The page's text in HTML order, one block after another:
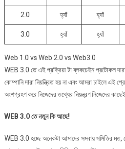
2.0 হ্যাঁ হ্যাঁ
3.0 হ্যাঁ হ্যাঁ
Web 1.0 vs Web 2.0 vs Web3.0
WEB 3.0 তে এই প্রক্রিয়া টা ব্লকচেইন প্রটোকল
কোম্পানি দারা নিয়ন্ত্রিত হয় না এবং আমরা চাইলে এই
অংশগ্রহণ করে নিজেদের তথ্যের নিয়ন্ত্রণ নিজেদের
WEB 3.0তেনতুনকিআছে!
WEB 3.0 হচ্ছে অনেকটা আমাদের সমবায় সমিতির মত,